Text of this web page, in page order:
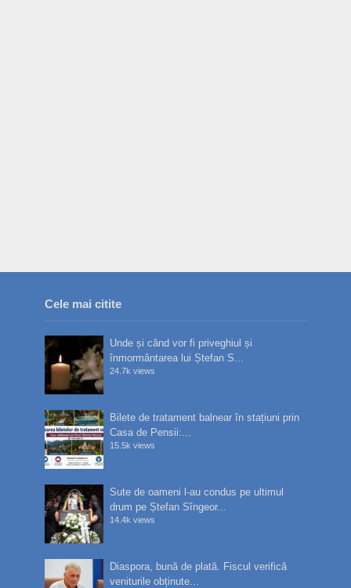
Cele mai citite
Unde și când vor fi priveghiul și
înmormântarea lui Ștefan S...
24.7k views
Bilete de tratament balnear în stațiuni prin
Casa de Pensii:...
15.5k views
Sute de oameni l-au condus pe ultimul
drum pe Ștefan Sîngeor...
14.4k views
Diaspora, bună de plată. Fiscul verifică
veniturile obținute...